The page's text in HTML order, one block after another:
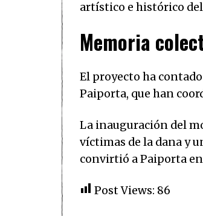
artístico e histórico
Memoria
El proyecto ha
Paiporta, que han
La inauguración del
víctimas de la dana y
convirtió a Paiporta
Post Views: 86